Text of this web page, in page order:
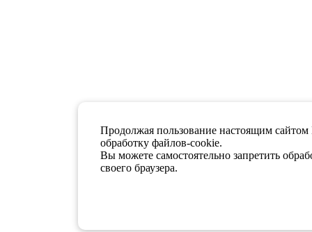
Продолжая пользование настоящим
обработку файлов-cookie.
Вы можете самостоятельно запретить
своего браузера.